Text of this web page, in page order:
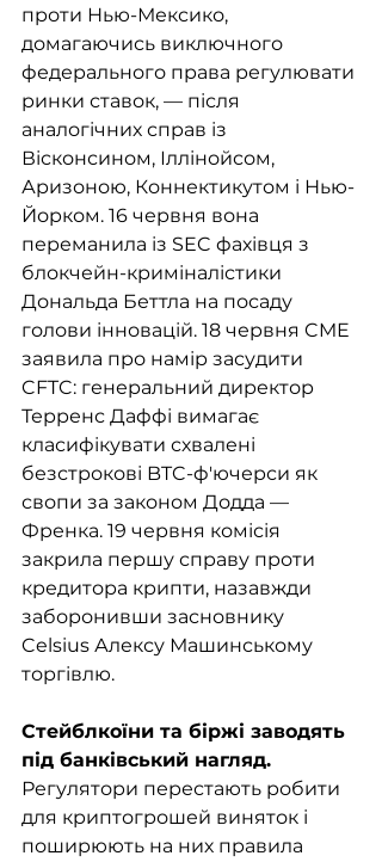
проти Нью-Мексико,
домагаючись виключного
федерального права регулювати
ринки ставок, — після
аналогічних справ із
Вісконсином, Іллінойсом,
Аризоною, Коннектикутом і Нью-
Йорком. 16 червня вона
переманила із SEC фахівця з
блокчейн-криміналістики
Дональда Беттла на посаду
голови інновацій. 18 червня CME
заявила про намір засудити
CFTC: генеральний директор
Терренс Даффі вимагає
класифікувати схвалені
безстрокові BTC-ф'ючерси як
свопи за законом Додда —
Френка. 19 червня комісія
закрила першу справу проти
кредитора крипти, назавжди
заборонивши засновнику
Celsius Алексу Машинському
торгівлю.
Стейблкоїни та біржі заводять
під банківський нагляд.
Регулятори перестають робити
для криптогрошей виняток і
поширюють на них правила